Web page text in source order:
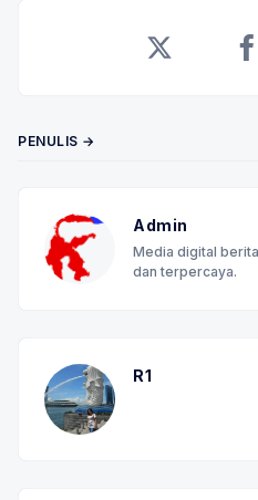
PENULIS →
Admin
Media digital
dan terpercaya.
R1